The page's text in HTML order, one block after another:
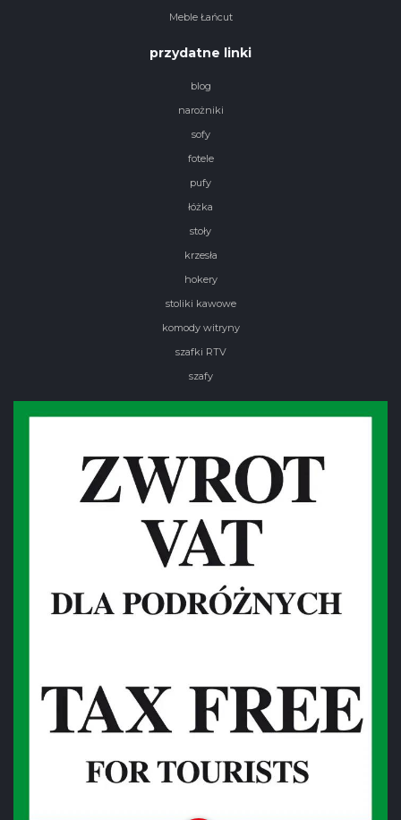
Meble Łańcut
przydatne linki
blog
narożniki
sofy
fotele
pufy
łóżka
stoły
krzesła
hokery
stoliki kawowe
komody witryny
szafki RTV
szafy